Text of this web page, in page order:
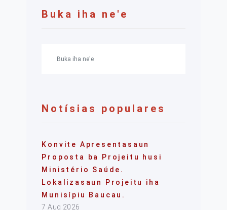
Buka iha ne'e
Notísias populares
Konvite Apresentasaun
Proposta ba Projeitu husi
Ministério Saúde.
Lokalizasaun Projeitu iha
Munisípiu Baucau.
7 Aug 2026